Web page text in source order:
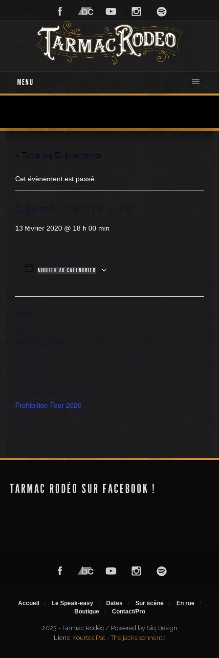
MENU
« Tous les Évènements
Cet évènement est passé.
13 février 2020 @ 18 h 00 min
AJOUTER AU CALENDRIER
Catégorie d’Évènement:
Prohibition Tour 2020
TARMAC RODÉO SUR FACEBOOK !
Accueil Le Speak-easy Dates Sur scène
En rue
Boutique
Contact/Pro
2023 - Tarmac Rodéo / Powered by Siq Design
Liens: Kourtes Pat-The jacks sonnent4